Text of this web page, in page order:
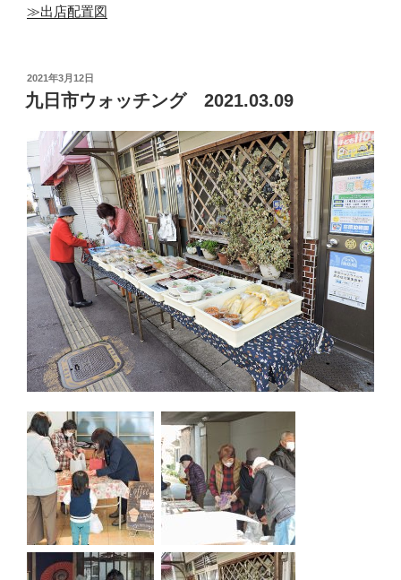
≫出店配置図
投
稿
日:
2021年3月12日
九日市ウォッチング 2021.03.09